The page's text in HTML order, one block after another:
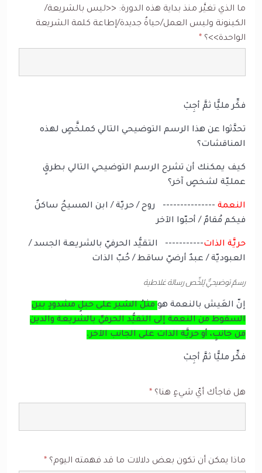
ما الذي تغيَّر منذ بداية هذه الدورة: <<ليس بالشريعة/
الكينونة وليس العمل/حياةٌ جديدة/إطاعة كلمة الشريعة
الواحدة>>؟ *
فكِّر مليًّا ثمَّ أجِبْ
تحدَّثوا عن هذا الرسم التوضيحي التالي كملخَّصٍ لهذه
المناقشات؟
كيف يمكنك أن تشرح الرسم التوضيحي التالي بطرقٍ
عمليّة لشخصٍ آخر؟
النعمة --------------- روح / حريّة / ابن المسيحُ ساكنٌ
فيكم مُقامٌ / أحبّوا الآخر
حريَّة الذات----------- التقيُّد الحرفيّ بالشريعة الجسد /
العبوديّة / عبدٌ أرضيّ ساقط / حُبّ الذات
رسمٌ توضيحيٌّ يُلخِّص رسالة غلاطية
إنّ العَيش بالنعمة هو مثلُ السَير على حبلٍ مشدودٍ بين
السقوط من النعمة إلى التقيُّد الحرفيِّ بالشريعة والدين
من جانبٍ، أو حريَّة الذات على الجانب الآخر.
فكِّر مليًّا ثمَّ أجِبْ
هل فاجأك أيّ شيءٍ هنا؟ *
ماذا يمكن أن تكون بعض دلالات ما قد فهمته اليوم؟ *